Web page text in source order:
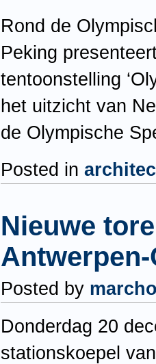
Rond de
Peking
tentoonstelling
het uitzicht van
de Olympische
Posted in
Nieuwe
Posted by
Donderdag 20
stationskoepel